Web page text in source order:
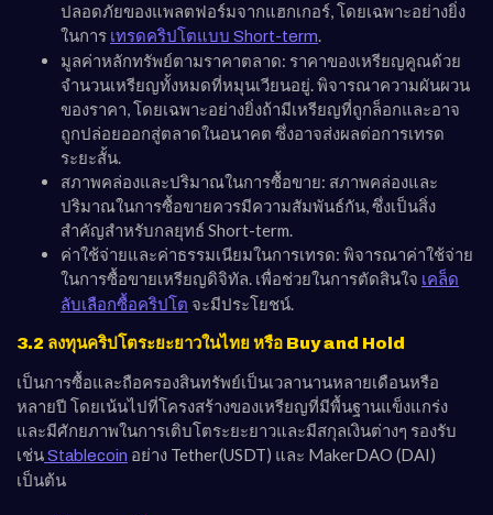
ปลอดภัยของแพลตฟอร์มจากแฮกเกอร์, โดยเฉพาะอย่างยิ่ง
ในการ เทรดคริปโตแบบ Short-term.
มูลค่าหลักทรัพย์ตามราคาตลาด: ราคาของเหรียญคูณด้วย
จำนวนเหรียญทั้งหมดที่หมุนเวียนอยู่. พิจารณาความผันผวน
ของราคา, โดยเฉพาะอย่างยิ่งถ้ามีเหรียญที่ถูกล็อกและอาจ
ถูกปล่อยออกสู่ตลาดในอนาคต ซึ่งอาจส่งผลต่อการเทรด
ระยะสั้น.
สภาพคล่องและปริมาณในการซื้อขาย: สภาพคล่องและ
ปริมาณในการซื้อขายควรมีความสัมพันธ์กัน, ซึ่งเป็นสิ่ง
สำคัญสำหรับกลยุทธ์ Short-term.
ค่าใช้จ่ายและค่าธรรมเนียมในการเทรด: พิจารณาค่าใช้จ่าย
ในการซื้อขายเหรียญดิจิทัล. เพื่อช่วยในการตัดสินใจ เคล็ด
ลับเลือกซื้อคริปโต จะมีประโยชน์.
3.2 ลงทุนคริปโตระยะยาวในไทย หรือ Buy and Hold
เป็นการซื้อและถือครองสินทรัพย์เป็นเวลานานหลายเดือนหรือ
หลายปี โดยเน้นไปที่โครงสร้างของเหรียญที่มีพื้นฐานแข็งแกร่ง
และมีศักยภาพในการเติบโตระยะยาวและมีสกุลเงินต่างๆ รองรับ
เช่นStablecoin อย่าง Tether(USDT) และ MakerDAO (DAI)
เป็นต้น